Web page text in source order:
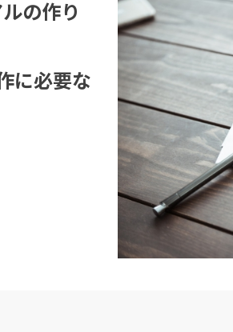
の作り
に必要な